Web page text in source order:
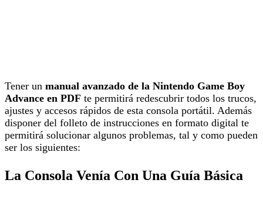
Tener un manual avanzado de la Nintendo Game Boy
Advance en PDF te permitirá redescubrir todos los trucos,
ajustes y accesos rápidos de esta consola portátil. Además
disponer del folleto de instrucciones en formato digital te
permitirá solucionar algunos problemas, tal y como pueden
ser los siguientes:
La Consola Venía Con Una Guía Básica